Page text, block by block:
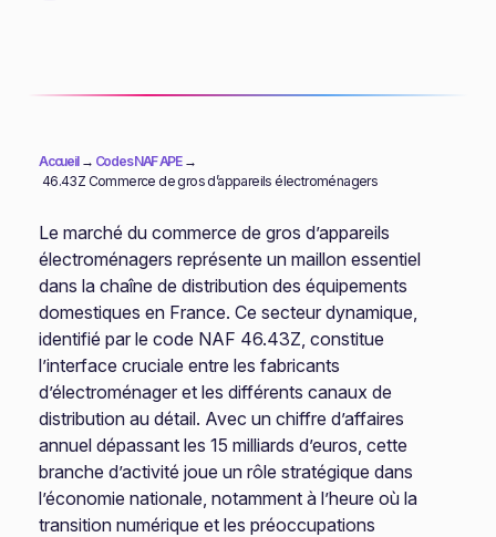
Accueil→ Codes NAF APE→
46.43Z Commerce de gros d’appareils électroménagers
Le marché du commerce de gros d’appareils
électroménagers représente un maillon essentiel
dans la chaîne de distribution des équipements
domestiques en France. Ce secteur dynamique,
identifié par le code NAF 46.43Z, constitue
l’interface cruciale entre les fabricants
d’électroménager et les différents canaux de
distribution au détail. Avec un chiffre d’affaires
annuel dépassant les 15 milliards d’euros, cette
branche d’activité joue un rôle stratégique dans
l’économie nationale, notamment à l’heure où la
transition numérique et les préoccupations